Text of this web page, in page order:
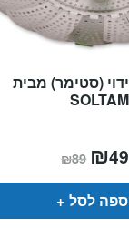
(סטימר) מבית
SOLTAM
₪89 המחיר
המקורי
היה:
₪89.
₪49
לסל